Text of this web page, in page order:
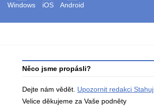
Windows
iOS
Android
Něco jsme propásli?
Dejte nám vědět. Upozornit redakci Stahuj
Velice děkujeme za Vaše podněty